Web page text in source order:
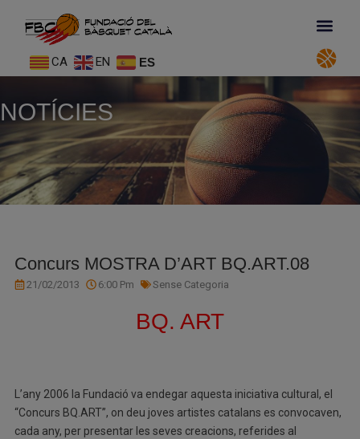
CA EN ES
NOTÍCIES
Concurs MOSTRA D’ART BQ.ART.08
21/02/2013 6:00 Pm Sense Categoria
BQ. ART
L’any 2006 la Fundació va endegar aquesta iniciativa cultural, el
“Concurs BQ.ART”, on deu joves artistes catalans es convocaven,
cada any, per presentar les seves creacions, referides al